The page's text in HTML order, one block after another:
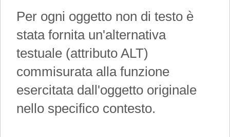
Per ogni oggetto non di testo è
stata fornita un'alternativa
testuale (attributo ALT)
commisurata alla funzione
esercitata dall'oggetto originale
nello specifico contesto.